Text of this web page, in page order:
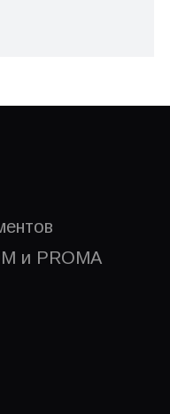
и PROMA